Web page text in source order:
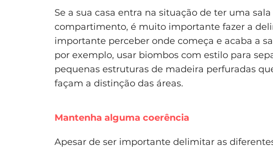
Se a sua casa entra na situação de ter uma
compartimento, é muito importante fazer a
importante perceber onde começa e acaba a
por exemplo, usar biombos com estilo para
pequenas estruturas de madeira perfuradas
façam a distinção das áreas.
Mantenha alguma coerência
Apesar de ser importante delimitar as